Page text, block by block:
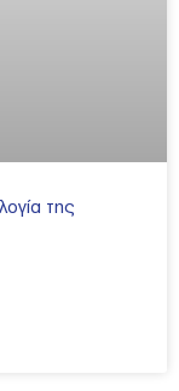
της